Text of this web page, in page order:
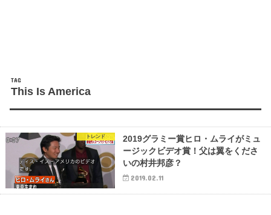
TAG
This Is America
トレンド
2019グラミー賞ヒロ・ムライがミュ
ージックビデオ賞！父は翼をくださ
いの村井邦彦？
2019.02.11